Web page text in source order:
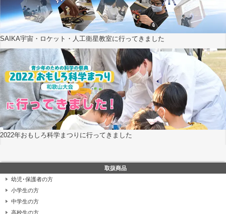
SAIKA宇宙・ロケット・人工衛星教室に行ってきました
2022年おもしろ科学まつりに行ってきました
取扱商品
幼児･保護者の方
小学生の方
中学生の方
高校生の方